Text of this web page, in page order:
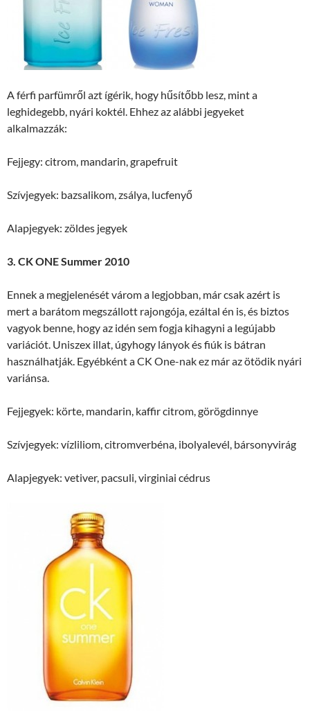
A férfi parfümről azt ígérik, hogy hűsítőbb lesz, mint a
leghidegebb, nyári koktél. Ehhez az alábbi jegyeket
alkalmazzák:
Fejjegy: citrom, mandarin, grapefruit
Szívjegyek: bazsalikom, zsálya, lucfenyő
Alapjegyek: zöldes jegyek
3. CK ONE Summer 2010
Ennek a megjelenését várom a legjobban, már csak azért is
mert a barátom megszállott rajongója, ezáltal én is, és biztos
vagyok benne, hogy az idén sem fogja kihagyni a legújabb
variációt. Uniszex illat, úgyhogy lányok és fiúk is bátran
használhatják. Egyébként a CK One-nak ez már az ötödik nyári
variánsa.
Fejjegyek: körte, mandarin, kaffir citrom, görögdinnye
Szívjegyek: vízliliom, citromverbéna, ibolyalevél, bársonyvirág
Alapjegyek: vetiver, pacsuli, virginiai cédrus